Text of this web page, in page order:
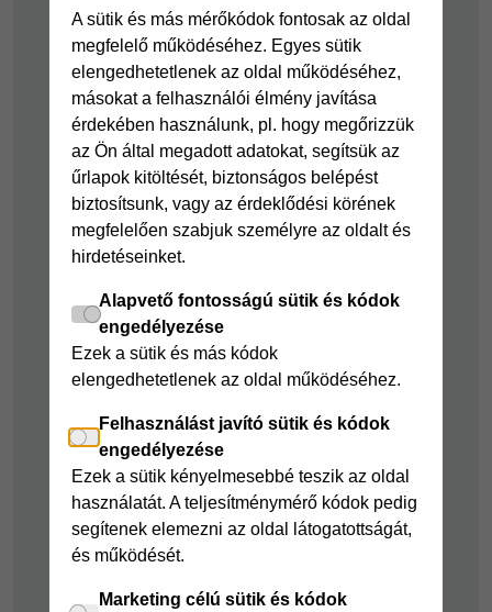
A sütik és más mérőkódok fontosak az oldal
megfelelő működéséhez. Egyes sütik
elengedhetetlenek az oldal működéséhez,
másokat a felhasználói élmény javítása
érdekében használunk, pl. hogy megőrizzük
az Ön által megadott adatokat, segítsük az
űrlapok kitöltését, biztonságos belépést
biztosítsunk, vagy az érdeklődési körének
megfelelően szabjuk személyre az oldalt és
hirdetéseinket.
Alapvető fontosságú sütik és kódok
engedélyezése
Ezek a sütik és más kódok
elengedhetetlenek az oldal működéséhez.
Felhasználást javító sütik és kódok
engedélyezése
Ezek a sütik kényelmesebbé teszik az oldal
használatát. A teljesítménymérő kódok pedig
segítenek elemezni az oldal látogatottságát,
és működését.
Marketing célú sütik és kódok
Tájékoztató
fogyatékkal élő
ügyfelek részére
Hitelkártya
Cofidis Hitelkártya
Joker részletfizetés
Áruhitel Expressz
Mindig Kéznél
kölcsön
Személyikölcsön
Cofidis személyi
kölcsön
Cofidis Bank
Mindig Kéznél
kölcsön
Takarékszámla
Pénzügyi Navigátor
Cofidis Bank a
Zöldebb Környezetért
Cofidis Bank a
Zöldebb Jövőért